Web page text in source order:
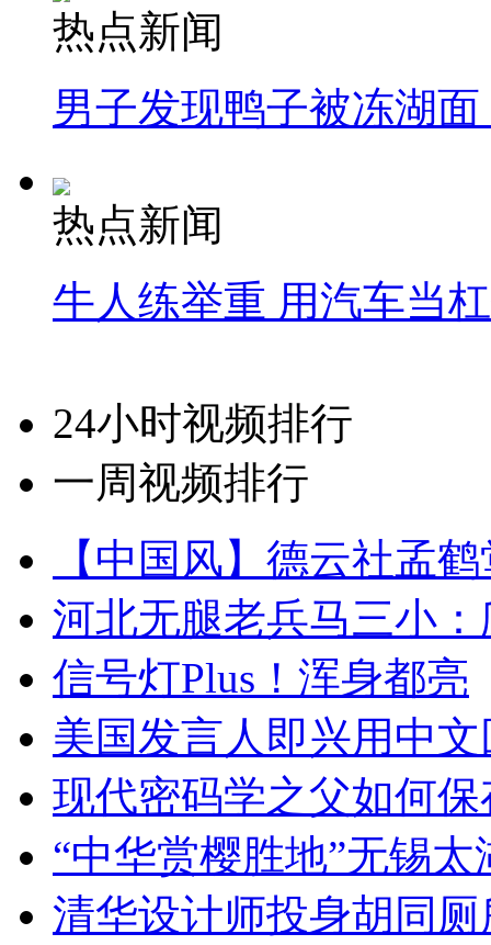
热点新闻
男子发现鸭子被冻湖
热点新闻
牛人练举重 用汽车当
24小时视频排行
一周视频排行
【中国风】德云社孟
河北无腿老兵马三小
信号灯Plus！浑身都亮
美国发言人即兴用中
现代密码学之父如何
“中华赏樱胜地”无锡
清华设计师投身胡同